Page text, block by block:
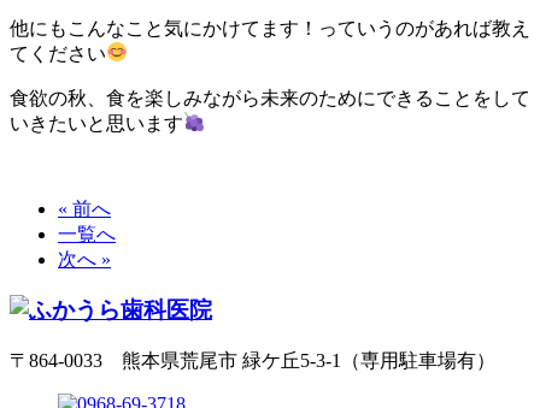
他にもこんなこと気にかけてます！っていうのがあれば教え
てください
食欲の秋、食を楽しみながら未来のためにできることをして
いきたいと思います
« 前へ
一覧へ
次へ »
〒864-0033 熊本県荒尾市 緑ケ丘5-3-1（専用駐車場有）